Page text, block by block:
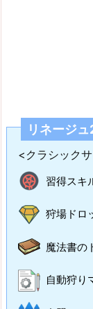
リネージ
<クラシック
習得スキ
狩場ドロ
魔法書の
自動狩り